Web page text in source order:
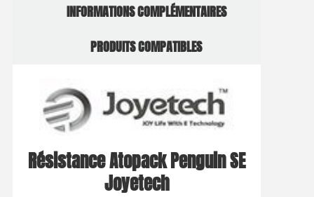
INFORMATIONS COMPLÉMENTAIRES
PRODUITS COMPATIBLES
Résistance Atopack Penguin SE
Joyetech